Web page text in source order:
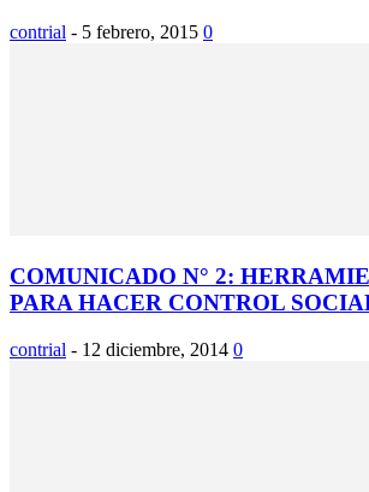
contrial - 5 febrero, 2015 0
COMUNICADO N° 2:
PARA HACER CONTROL
contrial - 12 diciembre, 2014 0